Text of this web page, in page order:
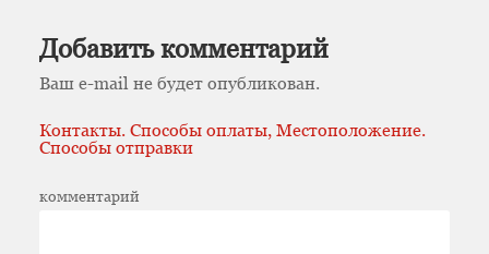
Добавить комментарий
Ваш e-mail не будет опубликован.
Контакты. Способы оплаты, Местоположение.
Способы отправки
комментарий